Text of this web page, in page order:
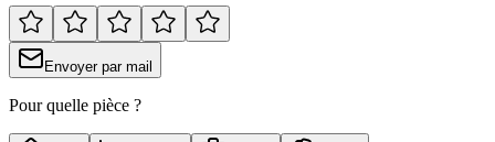
Envoyer par mail
Pour quelle pièce ?